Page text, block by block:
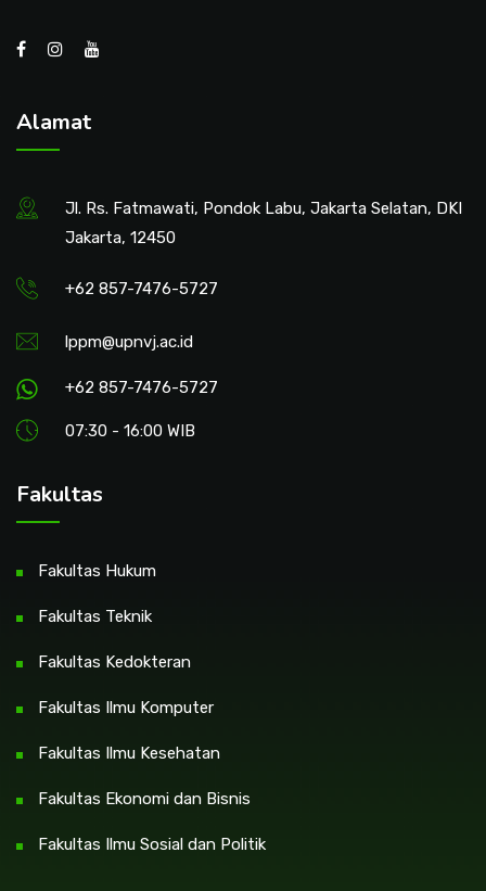
Alamat
Jl. Rs. Fatmawati, Pondok Labu, Jakarta Selatan, DKI
Jakarta, 12450
+62 857-7476-5727
lppm@upnvj.ac.id
+62 857-7476-5727
07:30 - 16:00 WIB
Fakultas
Fakultas Hukum
Fakultas Teknik
Fakultas Kedokteran
Fakultas Ilmu Komputer
Fakultas Ilmu Kesehatan
Fakultas Ekonomi dan Bisnis
Fakultas Ilmu Sosial dan Politik